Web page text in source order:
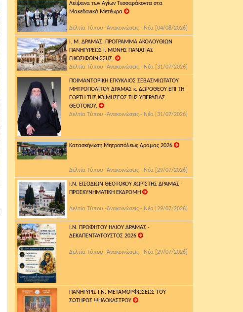
Λείψανα των Αγίων Τεσσαράκοντα στα
Μακεδονικά Μετέωρα
Δελτία Τύπου -Ἀνακοινώσεις - Νέα [04/08/2026]
Ι. Μ. ΔΡΑΜΑΣ. ΠΡΟΓΡΑΜΜΑ ΑΚΟΛΟΥΘΙΩΝ
ΠΑΝΗΓΥΡΕΩΣ Ι. ΜΟΝΗΣ ΠΑΝΑΓΙΑΣ
ΕΙΚΟΣΙΦΟΙΝΙΣΣΗΣ.
Δελτία Τύπου -Ἀνακοινώσεις - Νέα [31/07/2026]
ΠΟΙΜΑΝΤΟΡΙΚΗ ΕΓΚΥΚΛΙΟΣ ΣΕΒΑΣΜΙΩΤΑΤΟΥ
ΜΗΤΡΟΠΟΛΙΤΟΥ ΔΡΑΜΑΣ κ. ΔΩΡΟΘΕΟΥ ΕΠΙ ΤΗ
ΕΟΡΤΗ ΤΗΣ ΚΟΙΜΗΣΕΩΣ ΤΗΣ ΥΠΕΡΑΓΙΑΣ
ΘΕΟΤΟΚΟΥ.
Δελτία Τύπου -Ἀνακοινώσεις - Νέα [31/07/2026]
Κατασκήνωση Μητροπόλεως Δράμας 2026
Δελτία Τύπου -Ἀνακοινώσεις - Νέα [29/07/2026]
Ι.Ν. ΕΙΣΟΔΙΩΝ ΘΕΟΤΟΚΟΥ ΧΩΡΙΣΤΗΣ ΔΡΑΜΑΣ -
ΠΡΟΣΚΥΝΗΜΑΤΙΚΗ ΕΚΔΡΟΜΗ
Δελτία Τύπου -Ἀνακοινώσεις - Νέα [29/07/2026]
Ι.Ν. ΠΡΟΦΗΤΟΥ ΗΛΙΟΥ ΔΡΑΜΑΣ -
ΔΕΚΑΠΕΝΤΑΥΓΟΥΣΤΟΣ 2026
Δελτία Τύπου -Ἀνακοινώσεις - Νέα [29/07/2026]
ΠΑΝΗΓΥΡΙΣ Ι.Ν. ΜΕΤΑΜΟΡΦΩΣΕΩΣ ΤΟΥ
ΣΩΤΗΡΟΣ ΨΗΛΟΚΑΣΤΡΟΥ